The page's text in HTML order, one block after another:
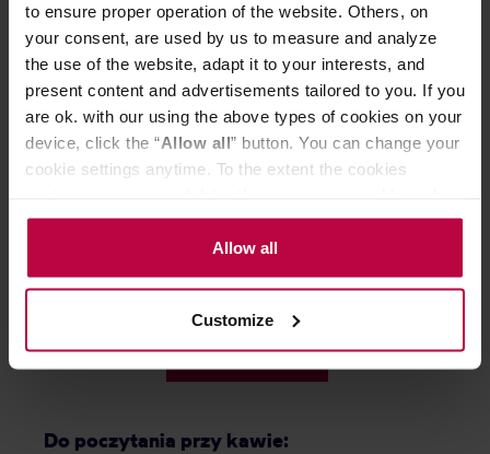
to ensure proper operation of the website. Others, on
your consent, are used by us to measure and analyze
the use of the website, adapt it to your interests, and
present content and advertisements tailored to you. If you
are ok. with our using the above types of cookies on your
device, click the “Allow all” button. You can change your
cookie settings anytime. To the extent the cookies
the controller’s (namely, ALL GOOD S.A., ul.
Mazowiecka 24I/U9, 78-100 Kołobrzeg) or third parties’
legitimate interests which are to ensure a high quality of
activities of the controller and authorized entities. More
information about cookies and the personal data
processing, including your rights, can be found in the
Allow all
Customize
AeroPress Original - Zaparzacz do
179,00 zł
Najniższa cena: 119,99 zł
119,99 zł
Do poczytania przy kawie: